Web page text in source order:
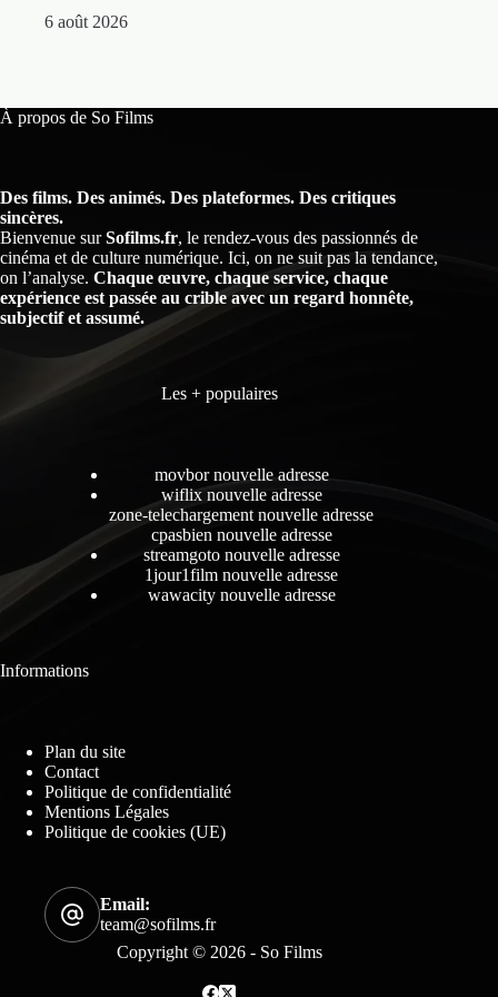
6 août 2026
À propos de So Films
Des films. Des animés. Des plateformes. Des critiques
sincères.
Bienvenue surSofilms.fr, le rendez-vous des passionnés de
cinéma et de culture numérique. Ici, on ne suit pas la tendance,
on l’analyse. Chaque œuvre, chaque service, chaque
expérience est passée au crible avec un regard honnête,
subjectif et assumé.
Les + populaires
movbor nouvelle adresse
wiflix nouvelle adresse
zone-telechargement nouvelle adresse
cpasbien nouvelle adresse
streamgoto nouvelle adresse
1jour1film nouvelle adresse
wawacity nouvelle adresse
Informations
Plan du site
Contact
Politique de confidentialité
Mentions Légales
Politique de cookies (UE)
Email:
team@sofilms.fr
Copyright © 2026 - So Films